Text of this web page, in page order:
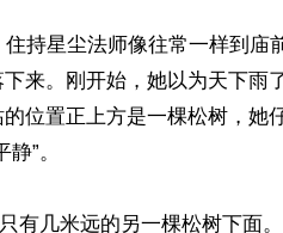
持星尘法师像往常一样到庙
来。刚开始，她以为天下雨
位置正上方是一棵松树，她
”。
有几米远的另一棵松树下面。